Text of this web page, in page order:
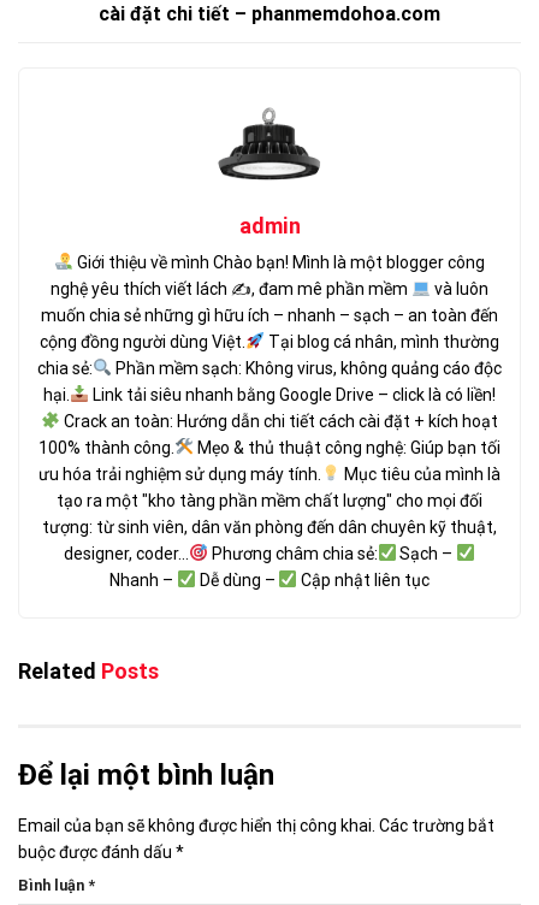
cài đặt chi tiết – phanmemdohoa.com
admin
Giới thiệu về mình Chào bạn! Mình là một blogger công
nghệ yêu thích viết lách ✍, đam mê phần mềm
và luôn
muốn chia sẻ những gì hữu ích – nhanh – sạch – an toàn đến
cộng đồng người dùng Việt.
Tại blog cá nhân, mình thường
chia sẻ:
Phần mềm sạch: Không virus, không quảng cáo độc
hại.
Link tải siêu nhanh bằng Google Drive – click là có liền!
Crack an toàn: Hướng dẫn chi tiết cách cài đặt + kích hoạt
100% thành công.
Mẹo & thủ thuật công nghệ: Giúp bạn tối
ưu hóa trải nghiệm sử dụng máy tính.
Mục tiêu của mình là
tạo ra một "kho tàng phần mềm chất lượng" cho mọi đối
tượng: từ sinh viên, dân văn phòng đến dân chuyên kỹ thuật,
designer, coder...
Phương châm chia sẻ:
Sạch –
Nhanh –
Dễ dùng – Cập nhật liên tục
Related Posts
Để lại một bình luận
Email của bạn sẽ không được hiển thị công khai. Các trường bắt
buộc được đánh dấu *
Bình luận *